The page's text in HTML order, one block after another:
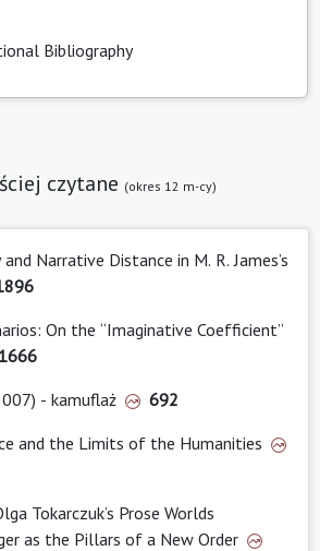
Bibliography
czytane (okres 12 m-cy)
Narrative Distance in M. R. James’s
On the “Imaginative Coefficient”
1666
- kamuflaż
692
and the Limits of the Humanities
Tokarczuk’s Prose Worlds
as the Pillars of a New Order